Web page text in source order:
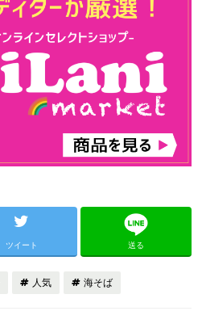
ツイート 送る
人気 海そば